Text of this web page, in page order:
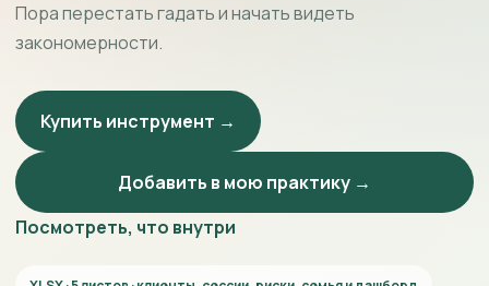
Пора перестать гадать и начать видеть
закономерности.
Купить инструмент →
Добавить в мою практику →
Посмотреть, что внутри